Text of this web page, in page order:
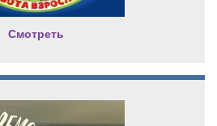
Смотреть